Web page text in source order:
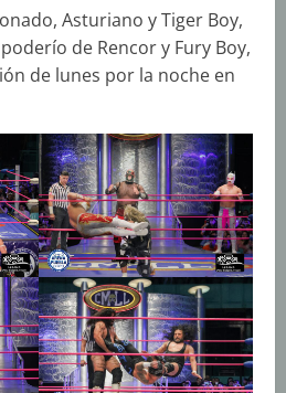
Asturiano y Tiger Boy,
de Rencor y Fury Boy,
de lunes por la noche en